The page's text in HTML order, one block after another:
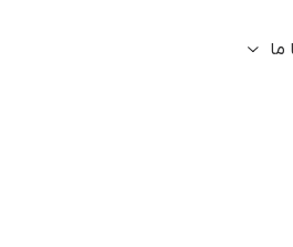
ما